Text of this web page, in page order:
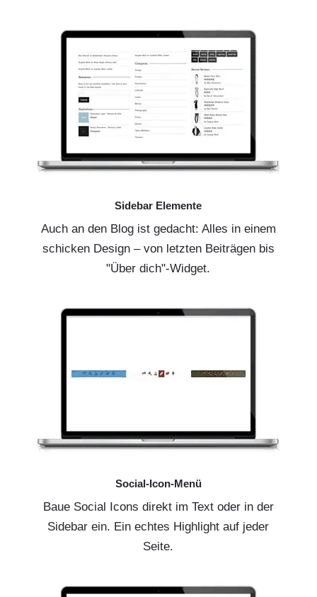
Sidebar Elemente
Auch an den Blog ist gedacht: Alles in einem
schicken Design – von letzten Beiträgen bis
"Über dich"-Widget.
Social-Icon-Menü
Baue Social Icons direkt im Text oder in der
Sidebar ein. Ein echtes Highlight auf jeder
Seite.